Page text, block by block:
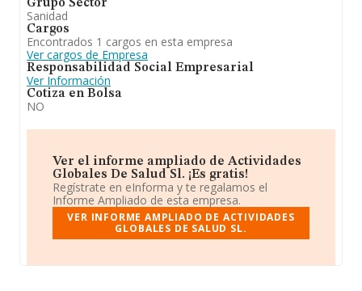
Grupo Sector
Sanidad
Cargos
Encontrados 1 cargos en esta empresa
Ver cargos de Empresa
Responsabilidad Social Empresarial
Ver Información
Cotiza en Bolsa
NO
Ver el informe ampliado de Actividades
Globales De Salud Sl. ¡Es gratis!
Regístrate en eInforma y te regalamos el
Informe Ampliado de esta empresa.
VER INFORME AMPLIADO DE ACTIVIDADES
GLOBALES DE SALUD SL.